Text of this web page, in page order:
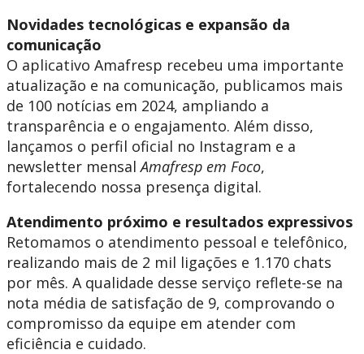
Novidades tecnológicas e expansão da
comunicação
O aplicativo Amafresp recebeu uma importante
atualização e na comunicação, publicamos mais
de 100 notícias em 2024, ampliando a
transparência e o engajamento. Além disso,
lançamos o perfil oficial no Instagram e a
newsletter mensalAmafresp em Foco,
fortalecendo nossa presença digital.
Atendimento próximo e resultados expressivos
Retomamos o atendimento pessoal e telefônico,
realizando mais de 2 mil ligações e 1.170 chats
por mês. A qualidade desse serviço reflete-se na
nota média de satisfação de 9, comprovando o
compromisso da equipe em atender com
eficiência e cuidado.